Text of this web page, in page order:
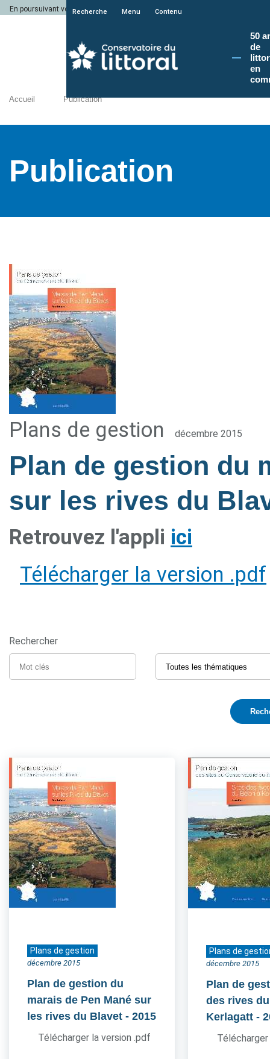
En poursuivant votre navigation sur le site du Conservatoire du littoral, vous
Recherche Menu Contenu
50
de
en
Accueil Publication
Publication
Plans de gestion décembre 2015
Plan de gestion du
sur les rives du
Retrouvez l'appli ici
Télécharger la version .pdf
Rechercher
Plans de gestion
décembre 2015
Plan de gestion du
marais de Pen Mané sur
les rives du Blavet - 2015
Télécharger la version .pdf
Plans de
décembre 2015
Plan de
des rives
Kerlagatt -